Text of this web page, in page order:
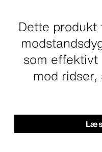
Dette
som
mod